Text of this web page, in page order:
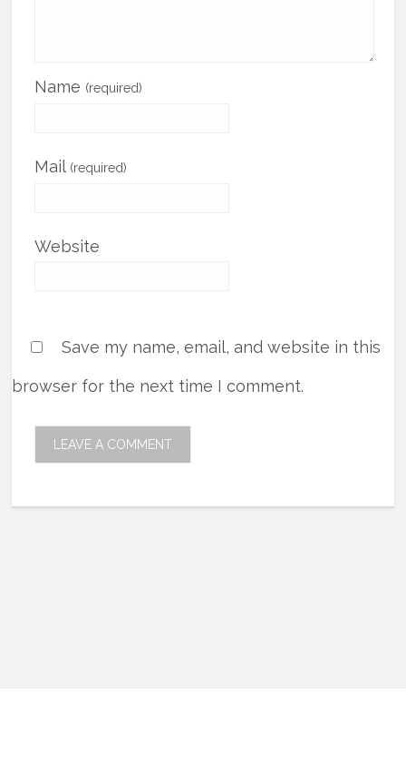
Name (required)
Mail (required)
Website
Save my name, email, and website in this
browser for the next time I comment.